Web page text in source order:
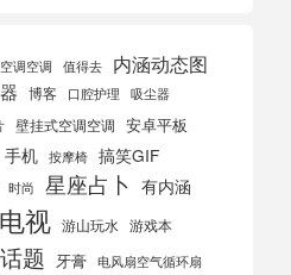
调空调 值得去 内涵动态图
博客 口腔护理 吸尘器
壁挂式空调空调 安卓平板
手机 按摩椅 搞笑GIF
时尚 星座占卜 有内涵
视 游山玩水 游戏本
题 牙膏 电风扇空气循环扇